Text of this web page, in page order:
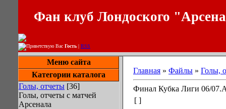
Фан клуб Лондоского
Приветствую Вас Гость | RSS
Меню сайта
Категории каталога
Голы, отчеты [36]
Голы, отчеты с матчей
Арсенала
Главная » Файлы » Голы,
Финал Кубка Лиги 06/
[ ]